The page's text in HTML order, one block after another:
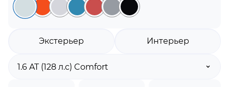
Экстерьер Интерьер